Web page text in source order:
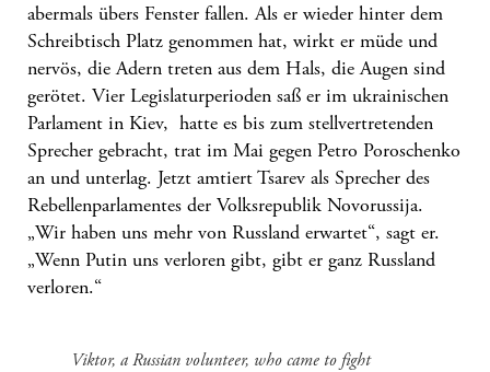
abermals übers Fenster fallen. Als er wieder hinter dem
Schreibtisch Platz genommen hat, wirkt er müde und
nervös, die Adern treten aus dem Hals, die Augen sind
gerötet. Vier Legislaturperioden saß er im ukrainischen
Parlament in Kiev, hatte es bis zum stellvertretenden
Sprecher gebracht, trat im Mai gegen Petro Poroschenko
an und unterlag. Jetzt amtiert Tsarev als Sprecher des
Rebellenparlamentes der Volksrepublik Novorussija.
„Wir haben uns mehr von Russland erwartet“, sagt er.
„Wenn Putin uns verloren gibt, gibt er ganz Russland
verloren.“
Viktor, a Russian volunteer, who came to fight